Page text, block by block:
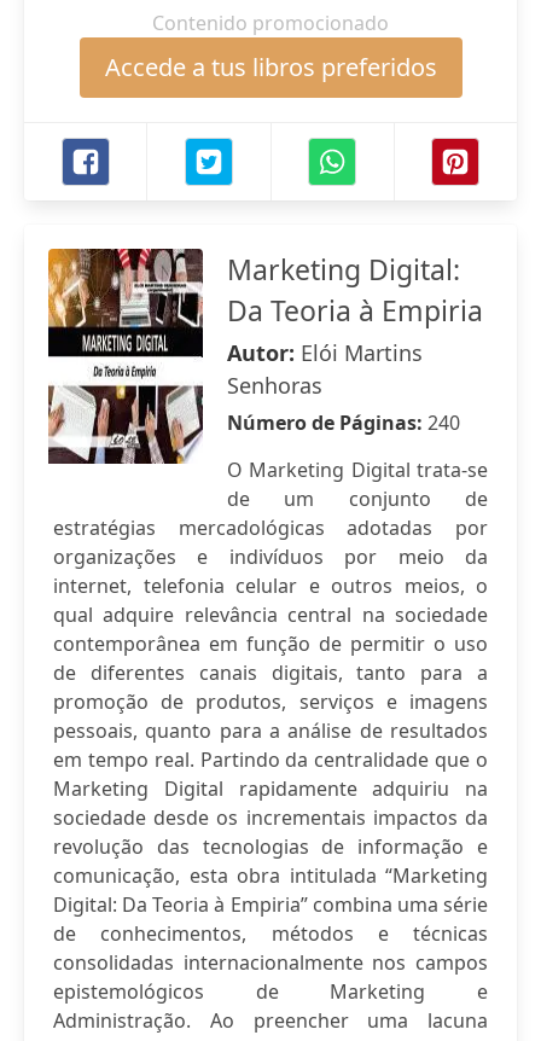
Contenido promocionado
Accede a tus libros preferidos
Marketing Digital:
Da Teoria à Empiria
Autor: Elói Martins
Senhoras
Número de Páginas: 240
O Marketing Digital trata-se
de um conjunto de
estratégias mercadológicas adotadas por
organizações e indivíduos por meio da
internet, telefonia celular e outros meios, o
qual adquire relevância central na sociedade
contemporânea em função de permitir o uso
de diferentes canais digitais, tanto para a
promoção de produtos, serviços e imagens
pessoais, quanto para a análise de resultados
em tempo real. Partindo da centralidade que o
Marketing Digital rapidamente adquiriu na
sociedade desde os incrementais impactos da
revolução das tecnologias de informação e
comunicação, esta obra intitulada “Marketing
Digital: Da Teoria à Empiria” combina uma série
de conhecimentos, métodos e técnicas
consolidadas internacionalmente nos campos
epistemológicos de Marketing e
Administração. Ao preencher uma lacuna